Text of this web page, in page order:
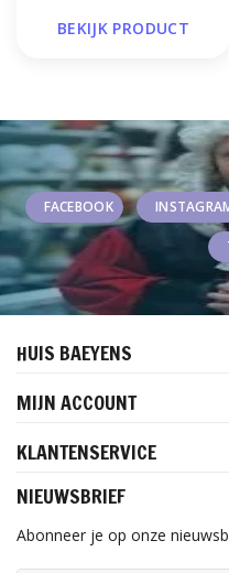
BEKIJK PRODUCT
FACEBOOK
HUIS BAEYENS
MIJN ACCOUNT
KLANTENSERVICE
NIEUWSBRIEF
Abonneer je op onze